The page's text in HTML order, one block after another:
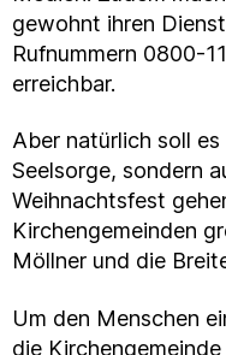
gewohnt ihren
Rufnummern 0800-
erreichbar.
Aber natürlich soll
Seelsorge, sondern
Weihnachtsfest
Kirchengemeinden
Möllner und die
Um den Menschen
die